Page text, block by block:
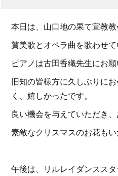
本日は、山口地の果て宣教教
賛美歌とオペラ曲を歌わせて
ピアノは古田香織先生にお願
旧知の皆様方に久しぶりに
く、嬉しかったです。
良い機会を与えていただき
素敵なクリスマスのお花も
午後は、リルレイダンスス